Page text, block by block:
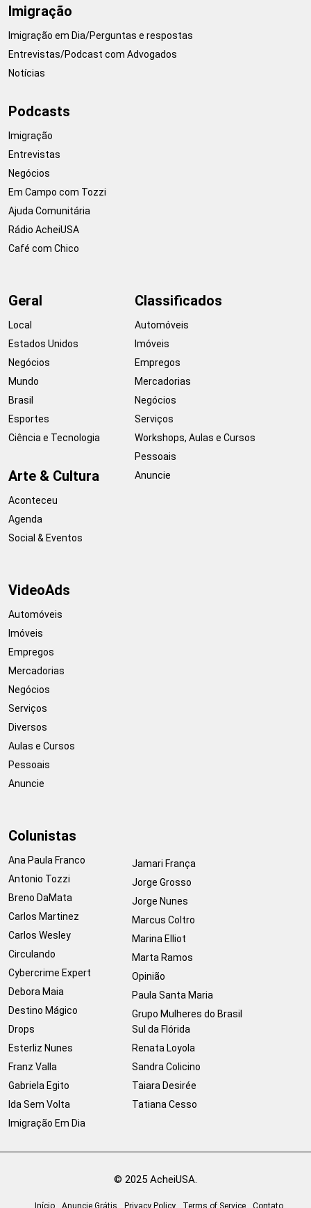
Imigração
Imigração em Dia/Perguntas e respostas
Entrevistas/Podcast com Advogados
Notícias
Podcasts
Imigração
Entrevistas
Negócios
Em Campo com Tozzi
Ajuda Comunitária
Rádio AcheiUSA
Café com Chico
Geral
Local
Estados Unidos
Negócios
Mundo
Brasil
Esportes
Ciência e Tecnologia
Arte & Cultura
Aconteceu
Agenda
Social & Eventos
Classificados
Automóveis
Imóveis
Empregos
Mercadorias
Negócios
Serviços
Workshops, Aulas e Cursos
Pessoais
Anuncie
VideoAds
Automóveis
Imóveis
Empregos
Mercadorias
Negócios
Serviços
Diversos
Aulas e Cursos
Pessoais
Anuncie
Colunistas
Ana Paula Franco
Antonio Tozzi
Breno DaMata
Carlos Martinez
Carlos Wesley
Circulando
Cybercrime Expert
Debora Maia
Destino Mágico
Drops
Esterliz Nunes
Franz Valla
Gabriela Egito
Ida Sem Volta
Imigração Em Dia
Jamari França
Jorge Grosso
Jorge Nunes
Marcus Coltro
Marina Elliot
Marta Ramos
Opinião
Paula Santa Maria
Grupo Mulheres do Brasil
Sul da Flórida
Renata Loyola
Sandra Colicino
Taiara Desirée
Tatiana Cesso
© 2025 AcheiUSA.
Início Anuncie Grátis Privacy Policy Terms of Service Contato